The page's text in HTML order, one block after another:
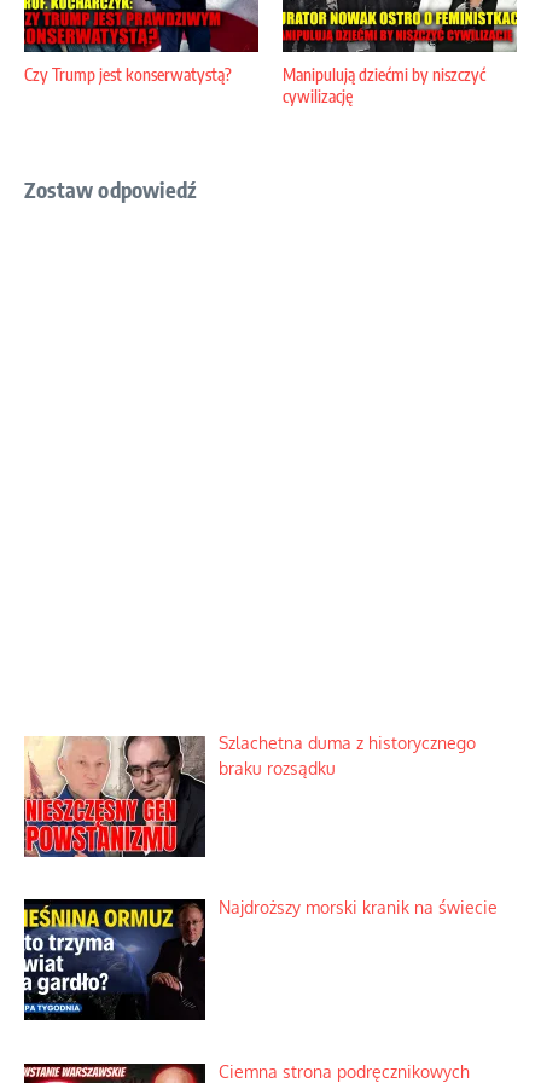
Czy Trump jest konserwatystą?
Manipulują dziećmi by niszczyć
cywilizację
Zostaw odpowiedź
Szlachetna duma z historycznego
braku rozsądku
Najdroższy morski kranik na świecie
Ciemna strona podręcznikowych